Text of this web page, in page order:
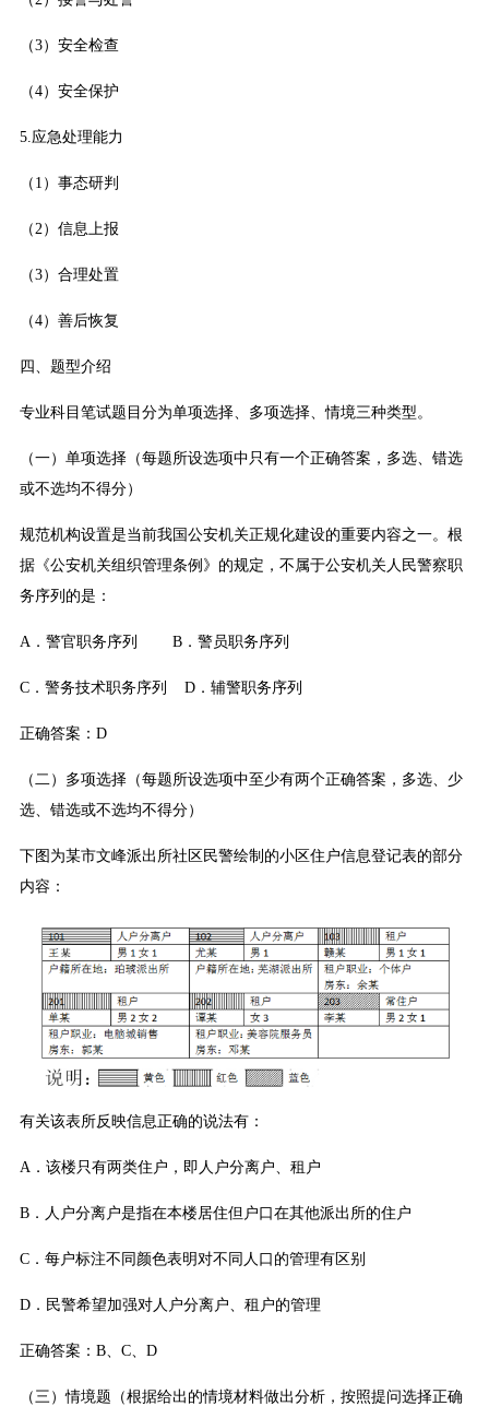
（3）安全检查
（4）安全保护
5.应急处理能力
（1）事态研判
（2）信息上报
（3）合理处置
（4）善后恢复
四、题型介绍
专业科目笔试题目分为单项选择、多项选择、情境三种类型。
（一）单项选择（每题所设选项中只有一个正确答案，多选、错选
或不选均不得分）
规范机构设置是当前我国公安机关正规化建设的重要内容之一。根
据《公安机关组织管理条例》的规定，不属于公安机关人民警察职
务序列的是：
A．警官职务序列 B．警员职务序列
C．警务技术职务序列 D．辅警职务序列
正确答案：D
（二）多项选择（每题所设选项中至少有两个正确答案，多选、少
选、错选或不选均不得分）
下图为某市文峰派出所社区民警绘制的小区住户信息登记表的部分
内容：
有关该表所反映信息正确的说法有：
A．该楼只有两类住户，即人户分离户、租户
B．人户分离户是指在本楼居住但户口在其他派出所的住户
C．每户标注不同颜色表明对不同人口的管理有区别
D．民警希望加强对人户分离户、租户的管理
正确答案：B、C、D
（三）情境题（根据给出的情境材料做出分析，按照提问选择正确